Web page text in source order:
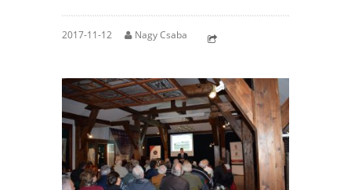
2017-11-12 Nagy Csaba